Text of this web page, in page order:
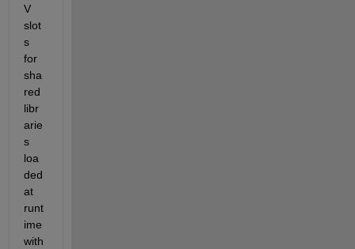
V
slot
s
for
sha
red
libr
arie
s
loa
ded
at
runt
ime
with